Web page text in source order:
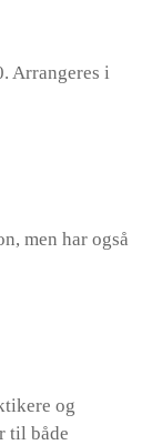
Arrangeres i
men har også
og
til både